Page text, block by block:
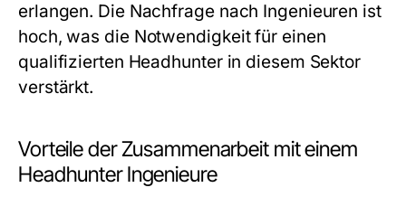
erlangen. Die Nachfrage nach Ingenieuren ist
hoch, was die Notwendigkeit für einen
qualifizierten Headhunter in diesem Sektor
verstärkt.
Vorteile der Zusammenarbeit mit einem
Headhunter Ingenieure